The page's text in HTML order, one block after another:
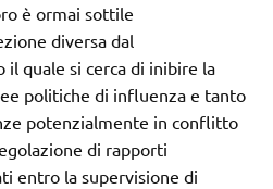
è ormai sottile
diversa dal
quale si cerca di inibire la
politiche di influenza e tanto
potenzialmente in conflitto
di rapporti
entro la supervisione di